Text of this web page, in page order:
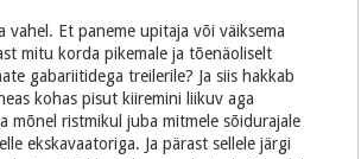
vahel. Et paneme upitaja või väiksema
mitu korda pikemale ja tõenäoliselt
gabariitidega treilerile? Ja siis hakkab
kohas pisut kiiremini liikuv aga
mõnel ristmikul juba mitmele sõidurajale
ekskavaatoriga. Ja pärast sellele järgi